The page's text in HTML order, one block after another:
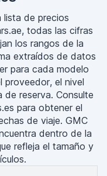
lista de precios
todas las cifras
los rangos de la
extraídos de datos
para cada modelo
proveedor, el nivel
de reserva. Consulte
para obtener el
de viaje. GMC
dentro de la
refleja el tamaño y